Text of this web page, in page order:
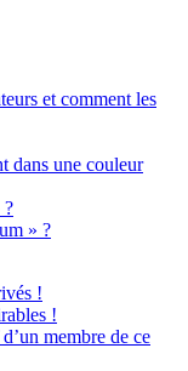
et comment les
dans une couleur
?
» ?
!
!
membre de ce